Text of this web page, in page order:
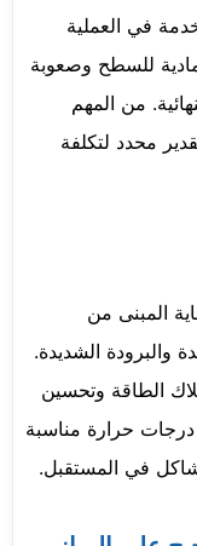
في العملية
للسطح وصعوبة
من المهم
محدد لتكلفة
المبنى من
والبرودة الشديدة.
الطاقة وتحسين
درجات حرارة مناسبة
في المستقبل.